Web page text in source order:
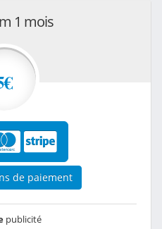
1 mois
de paiement
publicité